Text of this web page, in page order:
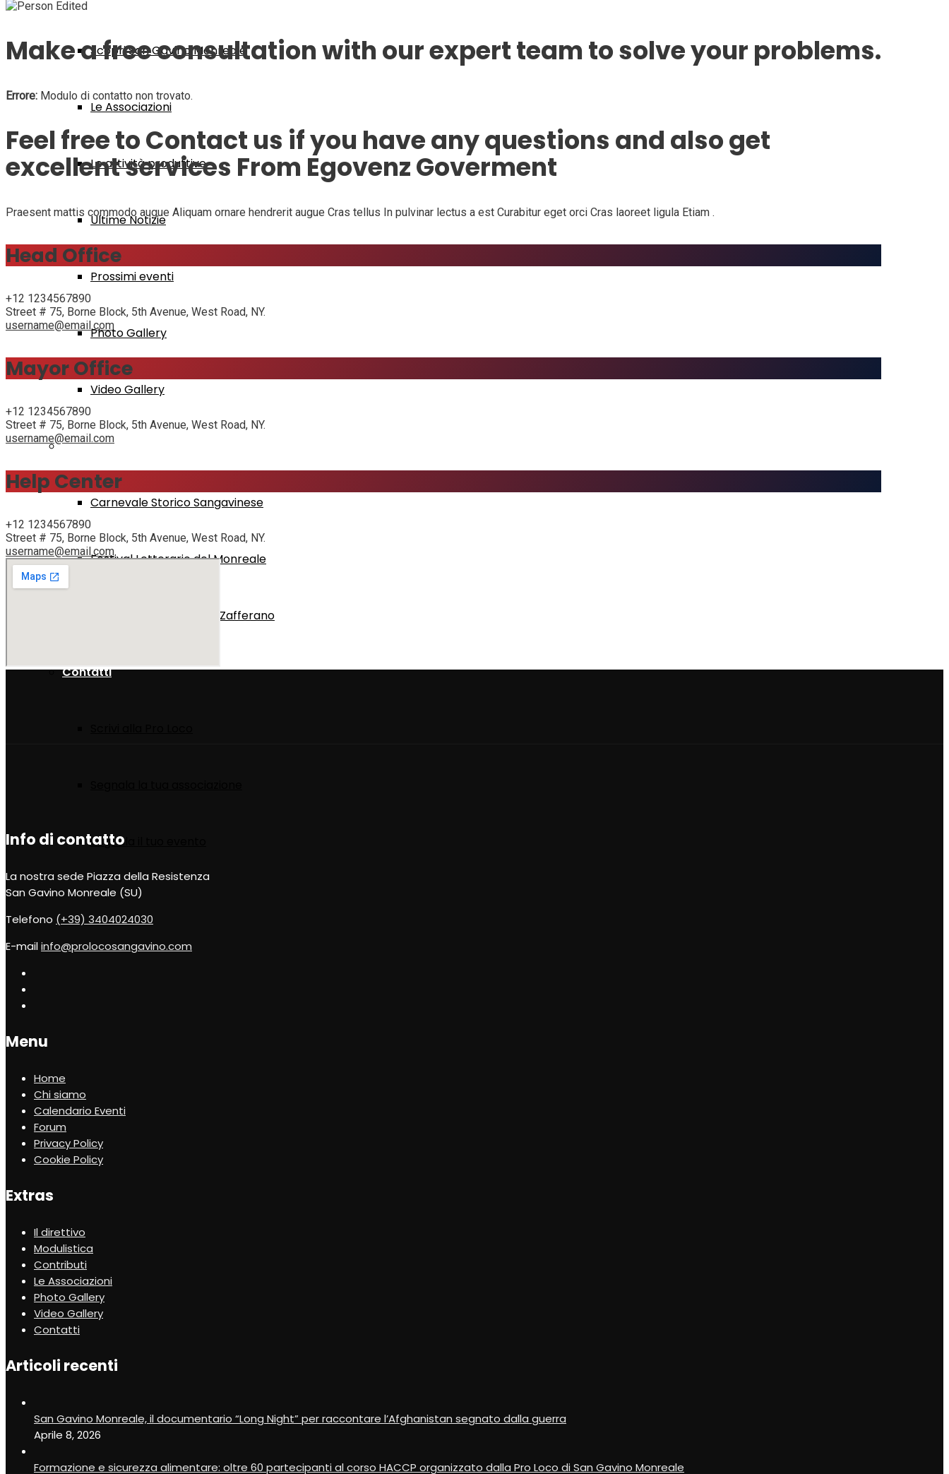
Scopri San Gavino Monreale
Le Associazioni
Le attività produttive
Ultime Notizie
Prossimi eventi
Photo Gallery
Video Gallery
Grandi Eventi
Carnevale Storico Sangavinese
Festival Letterario del Monreale
Mostra Regionale dello Zafferano
Contatti
Segnala il tuo evento
Make a free consultation with our expert team to solve your problems.
Errore: Modulo di contatto non trovato.
Feel free to Contact us if you have any questions and also get
excellent services From Egovenz Goverment
Praesent mattis commodo augue Aliquam ornare hendrerit augue Cras tellus In pulvinar lectus a est Curabitur eget orci Cras laoreet ligula Etiam .
Head Office
+12 1234567890
Street # 75, Borne Block, 5th Avenue, West Road, NY.
username@email.com
Mayor Office
+12 1234567890
Street # 75, Borne Block, 5th Avenue, West Road, NY.
username@email.com
Help Center
+12 1234567890
Street # 75, Borne Block, 5th Avenue, West Road, NY.
username@email.com
Info di contatto
La nostra sede Piazza della Resistenza
San Gavino Monreale (SU)
Telefono (+39) 3404024030
E-mailinfo@prolocosangavino.com
Menu
Home
Chi siamo
Calendario Eventi
Forum
Privacy Policy
Cookie Policy
Extras
Il direttivo
Modulistica
Contributi
Le Associazioni
Photo Gallery
Video Gallery
Contatti
Articoli recenti
San Gavino Monreale, il documentario “Long Night” per raccontare l’Afghanistan segnato dalla guerra
Aprile 8, 2026
Formazione e sicurezza alimentare: oltre 60 partecipanti al corso HACCP organizzato dalla Pro Loco di San Gavino Monreale